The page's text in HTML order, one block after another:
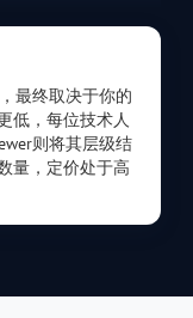
最终取决于你的
低，每位技术人
则将其层级结
量，定价处于高